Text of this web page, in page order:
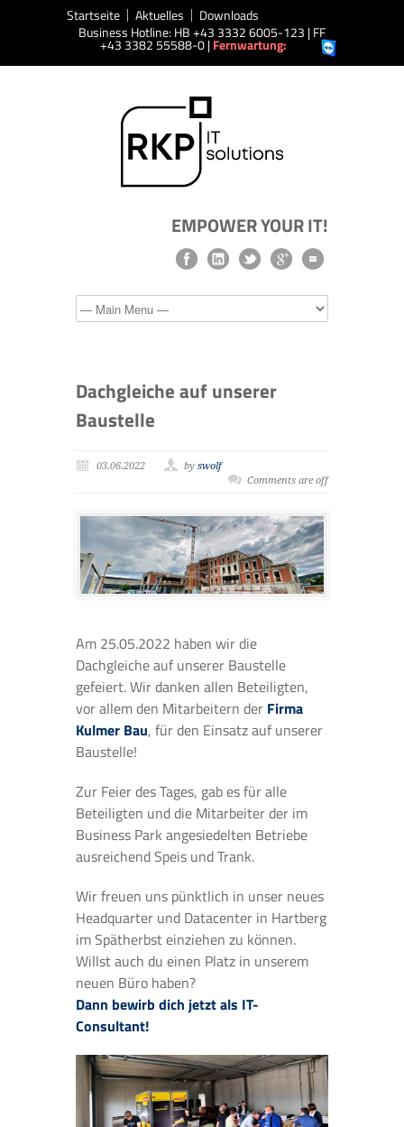
Startseite Aktuelles
Downloads
Business Hotline: HB +43 3332 6005-123 | FF
+43 3382 55588-0 |Fernwartung:
EMPOWER YOUR IT!
Dachgleiche auf unserer
Baustelle
03.06.2022 by swolf
Comments are off
Am 25.05.2022 haben wir die
Dachgleiche auf unserer Baustelle
gefeiert. Wir danken allen Beteiligten,
vor allem den Mitarbeitern der Firma
Kulmer Bau, für den Einsatz auf unserer
Baustelle!
Zur Feier des Tages, gab es für alle
Beteiligten und die Mitarbeiter der im
Business Park angesiedelten Betriebe
ausreichend Speis und Trank.
Wir freuen uns pünktlich in unser neues
Headquarter und Datacenter in Hartberg
im Spätherbst einziehen zu können.
Willst auch du einen Platz in unserem
neuen Büro haben?
Dann bewirb dich jetzt als IT-
Consultant!